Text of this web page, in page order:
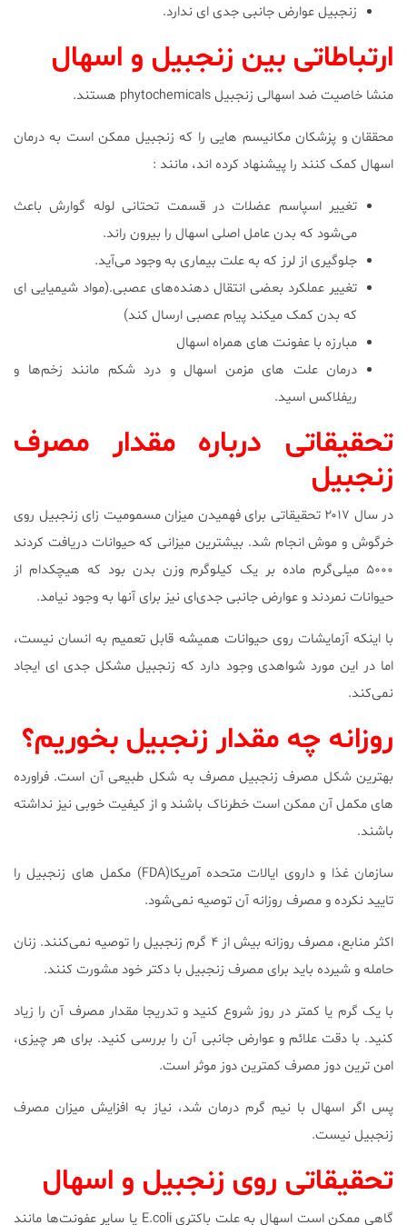
زنجبیل عوارض جانبی جدی ای ندارد.
ارتباطاتی بین زنجبیل و اسهال
منشا خاصیت ضد اسهالی زنجبیل phytochemicals هستند.
محققان و پزشکان مکانیسم هایی را که زنجبیل ممکن است به درمان
اسهال کمک کنند را پیشنهاد کرده اند، مانند :
تغییر اسپاسم عضلات در قسمت تحتانی لوله گوارش باعث
می‌شود که بدن عامل اصلی اسهال را بیرون راند.
جلوگیری از لرز که به علت بیماری به وجود می‌آید.
تغییر عملکرد بعضی انتقال دهنده‌های عصبی.(مواد شیمیایی ای
که بدن کمک میکند پیام عصبی ارسال کند)
مبارزه با عفونت های همراه اسهال
درمان علت های مزمن اسهال و درد شکم مانند زخم‌ها و
ریفلاکس اسید.
تحقیقاتی درباره مقدار مصرف
زنجبیل
در سال ۲۰۱۷ تحقیقاتی برای فهمیدن میزان مسمومیت زای زنجبیل روی
خرگوش و موش انجام شد. بیشترین میزانی که حیوانات دریافت کردند
۵۰۰۰ میلی‌گرم ماده بر یک کیلوگرم وزن بدن بود که هیچکدام از
حیوانات نمردند و عوارض جانبی جدی‌ای نیز برای آنها به وجود نیامد.
با اینکه آزمایشات روی حیوانات همیشه قابل تعمیم به انسان نیست،
اما در این مورد شواهدی وجود دارد که زنجبیل مشکل جدی ای ایجاد
نمی‌کند.
روزانه چه مقدار زنجبیل بخوریم؟
بهترین شکل مصرف زنجبیل مصرف به شکل طبیعی آن است. فراورده
های مکمل آن ممکن است خطرناک باشند و از کیفیت خوبی نیز نداشته
باشند.
سازمان غذا و داروی ایالات متحده آمریکا(FDA) مکمل های زنجبیل را
تایید نکرده و مصرف روزانه آن توصیه نمی‌شود.
اکثر منابع، مصرف روزانه بیش از ۴ گرم زنجبیل را توصیه نمی‌کنند. زنان
حامله و شیرده باید برای مصرف زنجبیل با دکتر خود مشورت کنند.
با یک گرم یا کمتر در روز شروع کنید و تدریجا مقدار مصرف آن را زیاد
کنید. با دقت علائم و عوارض جانبی آن را بررسی کنید. برای هر چیزی،
امن ترین دوز مصرف کمترین دوز موثر است.
پس اگر اسهال با نیم گرم درمان شد، نیاز به افزایش میزان مصرف
زنجبیل نیست.
تحقیقاتی روی زنجبیل و اسهال
گاهی ممکن است اسهال به علت باکتری E.coli یا سایر عفونت‌ها مانند